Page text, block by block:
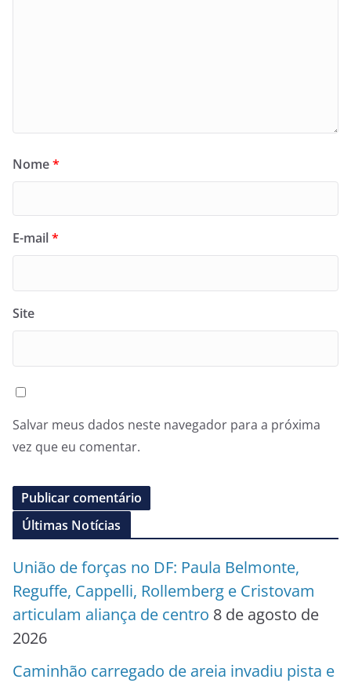
Nome*
E-mail*
Site
Salvar meus dados neste navegador para a próxima
vez que eu comentar.
Últimas Notícias
União de forças no DF: Paula Belmonte,
Reguffe, Cappelli, Rollemberg e Cristovam
articulam aliança de centro 8 de agosto de
2026
Caminhão carregado de areia invadiu pista e